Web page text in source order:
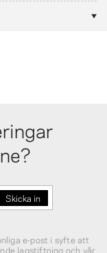
e‑post i syfte att
lagstiftning och vår